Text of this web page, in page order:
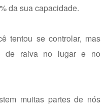
da sua capacidade.
tentou se controlar, mas
de raiva no lugar e no
muitas partes de nós